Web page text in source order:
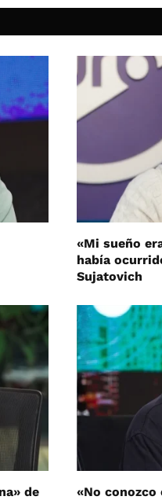
«Mi sueño
había
Sujatovich
de
«No conozco